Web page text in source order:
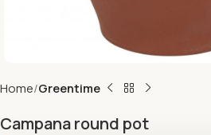
Home Greentime
Campana round pot